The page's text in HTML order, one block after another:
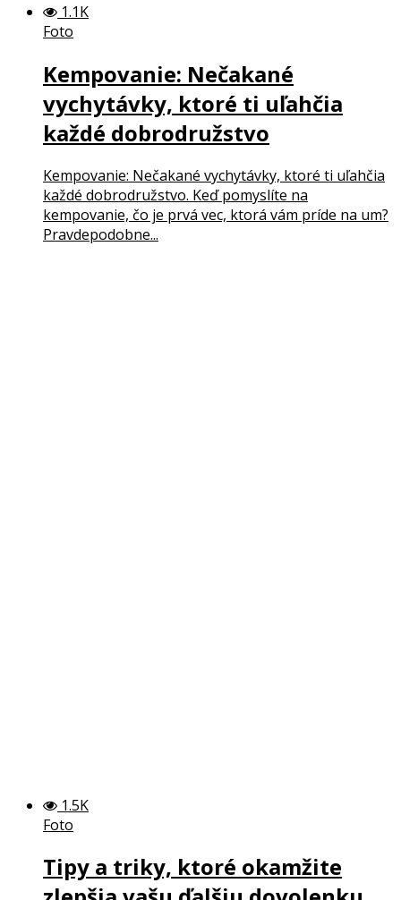
1.1K
Foto
Kempovanie: Nečakané
vychytávky, ktoré ti uľahčia
každé dobrodružstvo
Kempovanie: Nečakané vychytávky, ktoré ti uľahčia
každé dobrodružstvo. Keď pomyslíte na
kempovanie, čo je prvá vec, ktorá vám príde na um?
Pravdepodobne...
1.5K
Foto
Tipy a triky, ktoré okamžite